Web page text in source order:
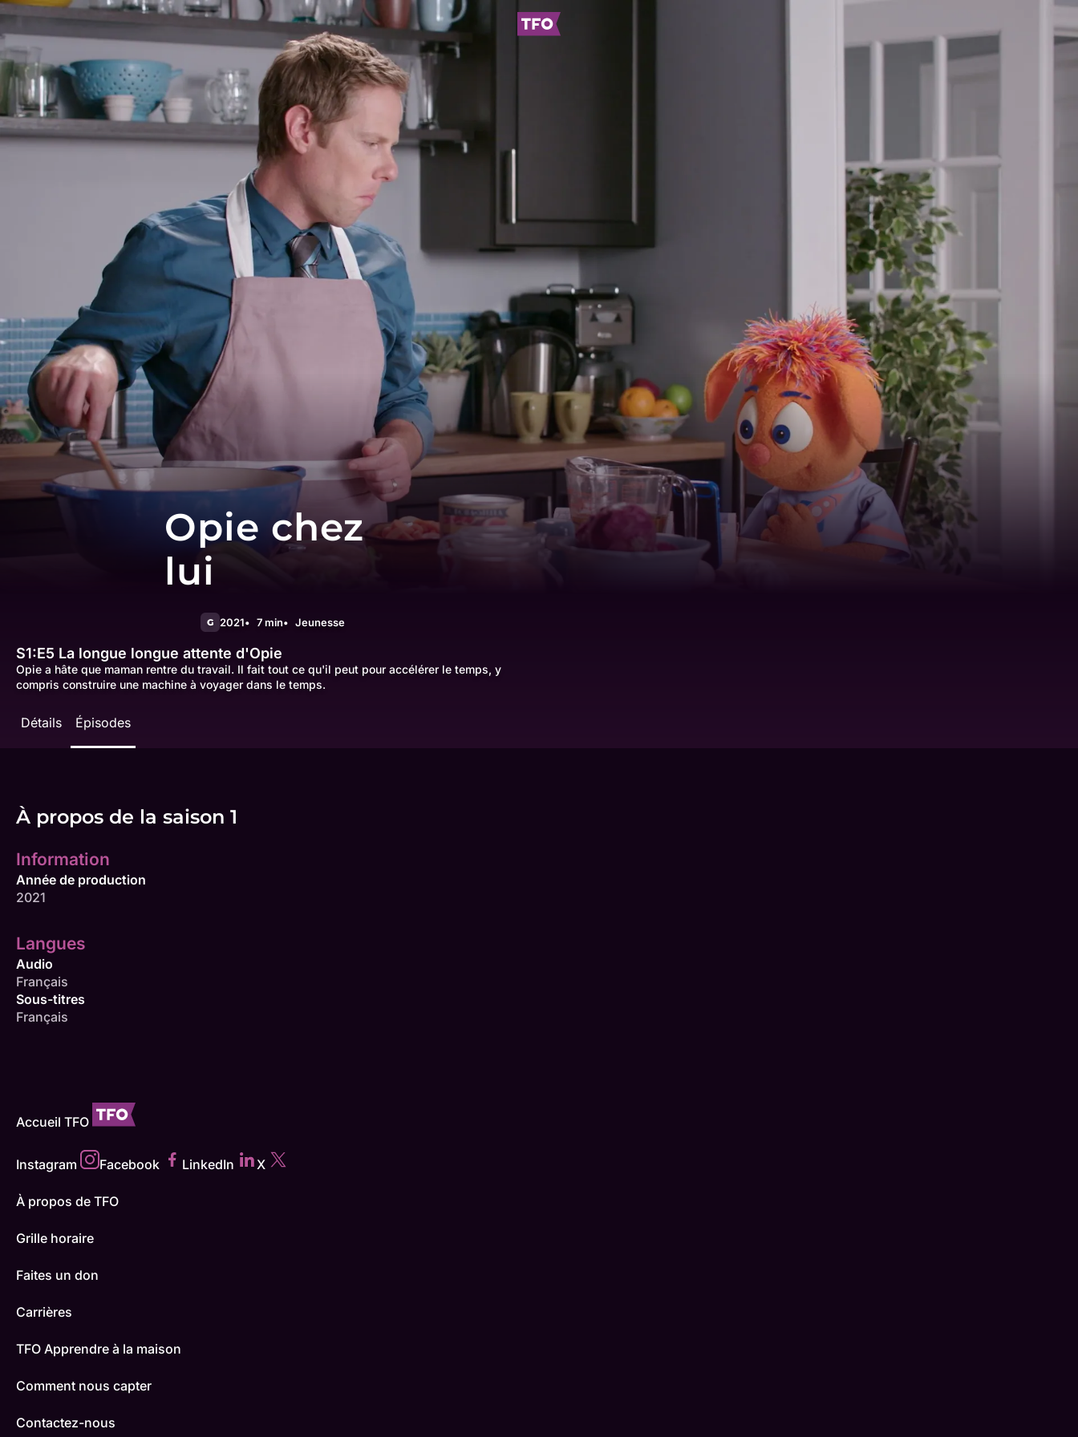
Opie chez
lui
G 2021 7 min Jeunesse
S1:E5 La longue longue attente d'Opie
Opie a hâte que maman rentre du travail. Il fait tout ce qu'il peut pour accélérer le temps, y
compris construire une machine à voyager dans le temps.
Détails Épisodes
À propos de la saison 1
Information
Année de production
2021
Langues
Audio
Français
Sous-titres
Français
Accueil TFO
Instagram Facebook LinkedIn X
À propos de TFO
Grille horaire
Faites un don
Carrières
TFO Apprendre à la maison
Comment nous capter
Contactez-nous